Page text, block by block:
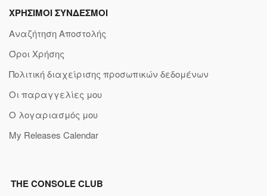
ΧΡΗΣΙΜΟΙ ΣΥΝΔΕΣΜΟΙ
Αναζήτηση Αποστολής
Όροι Χρήσης
Πολιτική διαχείρισης προσωπικών δεδομένων
Οι παραγγελίες μου
Ο λογαριασμός μου
My Releases Calendar
THE CONSOLE CLUB